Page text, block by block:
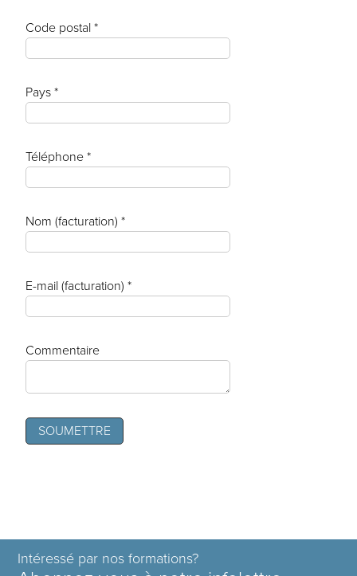
Code postal *
Pays *
Téléphone *
Nom (facturation) *
E-mail (facturation) *
Commentaire
Intéressé par nos formations?